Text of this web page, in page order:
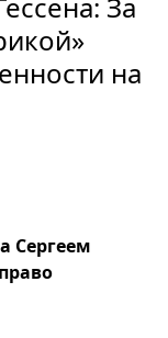
на
Сергеем